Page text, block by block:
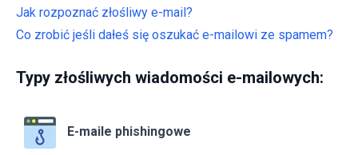
Jak rozpoznać złośliwy e-mail?
Co zrobić jeśli dałeś się oszukać e-mailowi ze spamem?
Typy złośliwych wiadomości e-mailowych:
E-maile phishingowe